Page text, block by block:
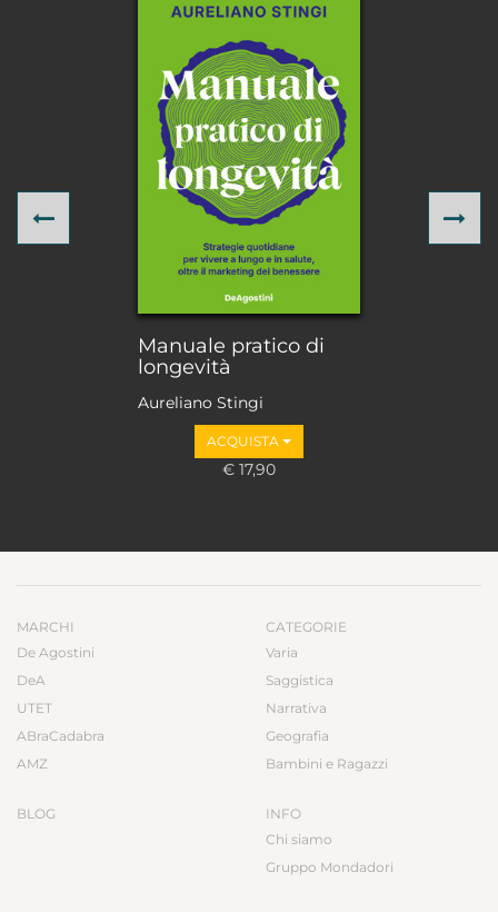
Manuale pratico di
longevità
Aureliano Stingi
ACQUISTA
€ 17,90
Previous
MARCHI
De Agostini
DeA
UTET
ABraCadabra
AMZ
BLOG
CATEGORIE
Varia
Saggistica
Narrativa
Geografia
Bambini e Ragazzi
INFO
Chi siamo
Gruppo Mondadori